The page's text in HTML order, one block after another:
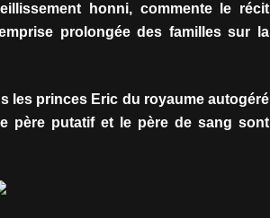
honni, commente le récit
prolongée des familles sur la
les princes Eric du royaume autogéré
père putatif et le père de sang sont